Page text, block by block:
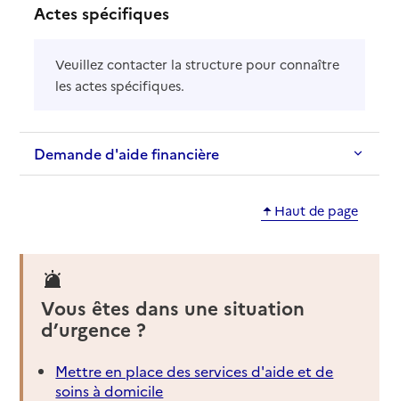
Actes spécifiques
Veuillez contacter la structure pour connaître
les actes spécifiques.
Demande d'aide financière
Haut de page
Vous êtes dans une situation
d’urgence ?
Mettre en place des services d'aide et de
soins à domicile